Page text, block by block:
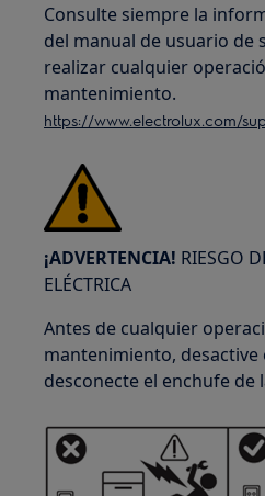
Consulte siempre la
del manual de usuario de
realizar cualquier
mantenimiento.
https://www.electrolux.com/
¡ADVERTENCIA! RIESGO
ELÉCTRICA
Antes de cualquier
mantenimiento, desactive
desconecte el enchufe de